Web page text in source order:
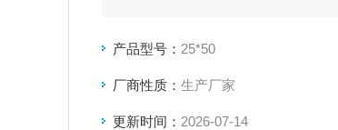
产品型号： 25*50
厂商性质： 生产厂家
更新时间： 2026-07-14